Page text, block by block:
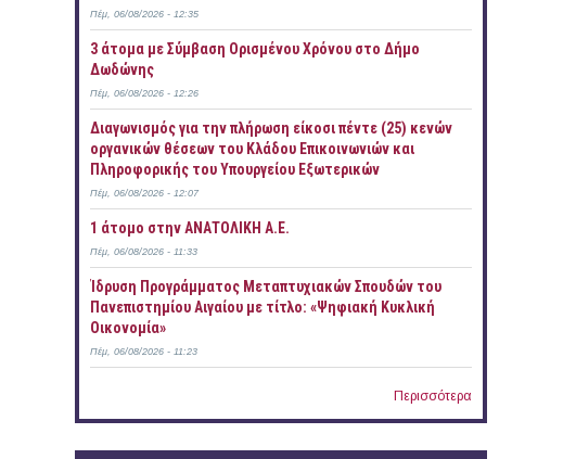
Πέμ, 06/08/2026 - 12:35
3 άτομα με Σύμβαση Ορισμένου Χρόνου στο Δήμο
Δωδώνης
Πέμ, 06/08/2026 - 12:26
Διαγωνισμός για την πλήρωση είκοσι πέντε (25) κενών
οργανικών θέσεων του Κλάδου Επικοινωνιών και
Πληροφορικής του Υπουργείου Εξωτερικών
Πέμ, 06/08/2026 - 12:07
1 άτομο στην ΑΝΑΤΟΛΙΚΗ Α.Ε.
Πέμ, 06/08/2026 - 11:33
Ίδρυση Προγράμματος Μεταπτυχιακών Σπουδών του
Πανεπιστημίου Αιγαίου με τίτλο: «Ψηφιακή Κυκλική
Οικονομία»
Πέμ, 06/08/2026 - 11:23
Περισσότερα